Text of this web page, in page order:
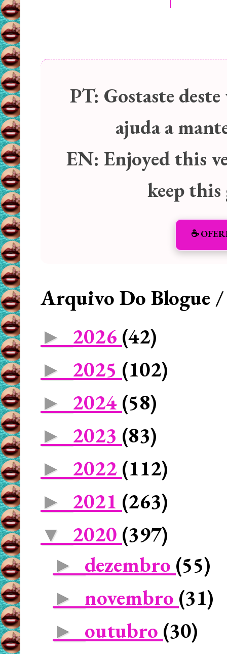
PT: Gostaste
ajuda a
EN: Enjoyed this
keep
☕️
Arquivo Do Blogue
► 2026 (42)
► 2025 (102)
► 2024 (58)
► 2023 (83)
► 2022 (112)
► 2021 (263)
▼ 2020 (397)
► dezembro (55)
► novembro (31)
► outubro (30)